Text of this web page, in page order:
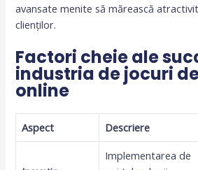
avansate menite să mărească
clienților.
Factori cheie ale
industria de jocuri
online
Aspect Descriere
Implementarea de